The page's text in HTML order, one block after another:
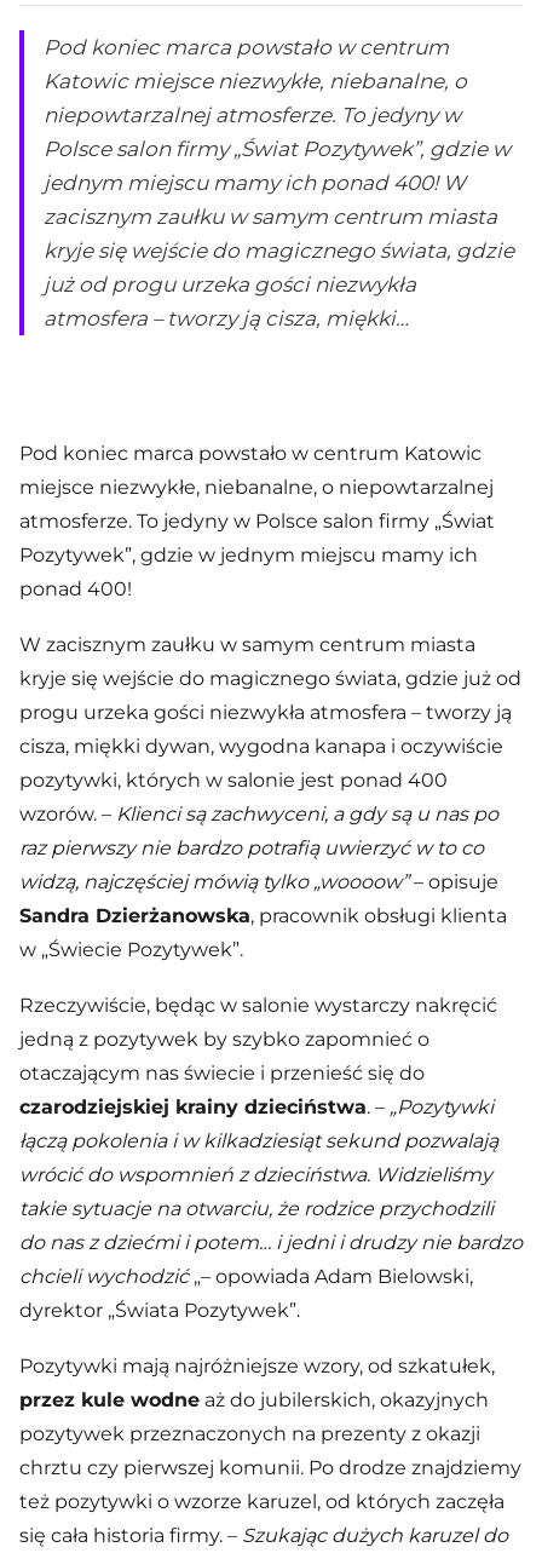
Pod koniec marca powstało w centrum
Katowic miejsce niezwykłe, niebanalne, o
niepowtarzalnej atmosferze. To jedyny w
Polsce salon firmy „Świat Pozytywek”, gdzie w
jednym miejscu mamy ich ponad 400! W
zacisznym zaułku w samym centrum miasta
kryje się wejście do magicznego świata, gdzie
już od progu urzeka gości niezwykła
atmosfera – tworzy ją cisza, miękki…
Pod koniec marca powstało w centrum Katowic
miejsce niezwykłe, niebanalne, o niepowtarzalnej
atmosferze. To jedyny w Polsce salon firmy „Świat
Pozytywek”, gdzie w jednym miejscu mamy ich
ponad 400!
W zacisznym zaułku w samym centrum miasta
kryje się wejście do magicznego świata, gdzie już od
progu urzeka gości niezwykła atmosfera – tworzy ją
cisza, miękki dywan, wygodna kanapa i oczywiście
pozytywki, których w salonie jest ponad 400
wzorów. – Klienci są zachwyceni, a gdy są u nas po
raz pierwszy nie bardzo potrafią uwierzyć w to co
widzą, najczęściej mówią tylko „woooow”– opisuje
Sandra Dzierżanowska, pracownik obsługi klienta
w „Świecie Pozytywek”.
Rzeczywiście, będąc w salonie wystarczy nakręcić
jedną z pozytywek by szybko zapomnieć o
otaczającym nas świecie i przenieść się do
czarodziejskiej krainy dzieciństwa. – „Pozytywki
łączą pokolenia i w kilkadziesiąt sekund pozwalają
wrócić do wspomnień z dzieciństwa. Widzieliśmy
takie sytuacje na otwarciu, że rodzice przychodzili
do nas z dziećmi i potem… i jedni i drudzy nie bardzo
chcieli wychodzić„– opowiada Adam Bielowski,
dyrektor „Świata Pozytywek”.
Pozytywki mają najróżniejsze wzory, od szkatułek,
przez kule wodne aż do jubilerskich, okazyjnych
pozytywek przeznaczonych na prezenty z okazji
chrztu czy pierwszej komunii. Po drodze znajdziemy
też pozytywki o wzorze karuzel, od których zaczęła
się cała historia firmy. – Szukając dużych karuzel do